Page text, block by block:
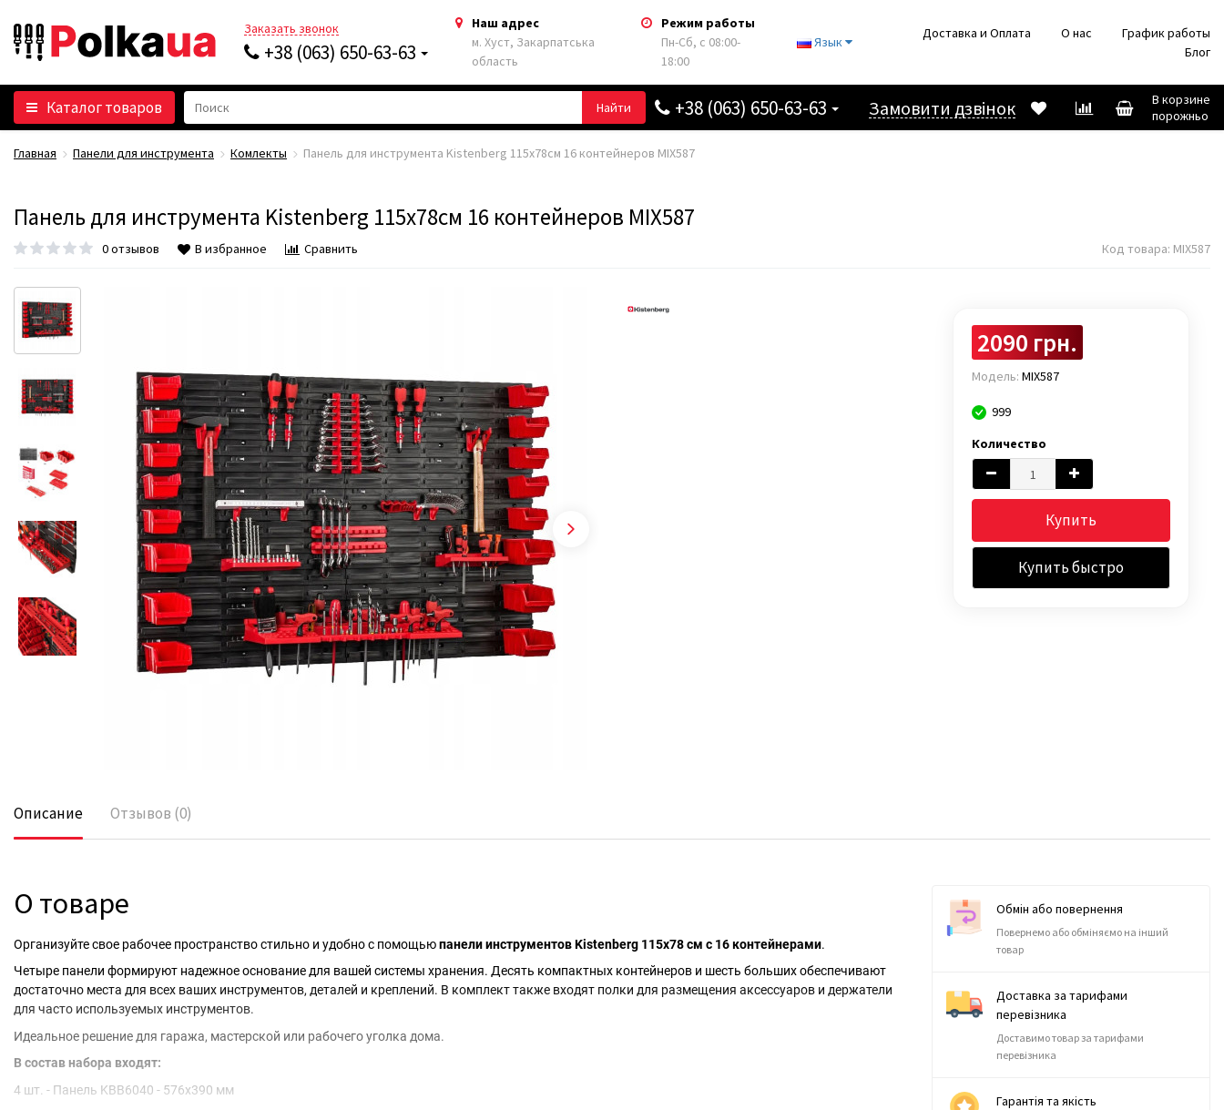
Заказать звонок
+38 (063) 650-63-63
Наш адрес
м. Хуст, Закарпатська
область
Режим работы
Пн-Сб, с 08:00-
18:00
Язык
Доставка и Оплата О нас
График работы
Блог
Каталог товаров Найти +38 (063) 650-63-63 Замовити дзвінок
В корзине
порожньо
Главная Панели для инструмента Комлекты Панель для инструмента Kistenberg 115х78см 16 контейнеров MIX587
Панель для инструмента Kistenberg 115х78см 16 контейнеров MIX587
0 отзывов В избранное Сравнить Код товара: MIX587
2090 грн.
Модель: MIX587
999
Количество
Купить
Купить быстро
Описание Отзывов (0)
О товаре
Организуйте свое рабочее пространство стильно и удобно с помощьюпанели инструментов Kistenberg 115х78 см с 16 контейнерами.
Четыре панели формируют надежное основание для вашей системы хранения. Десять компактных контейнеров и шесть больших обеспечивают
достаточно места для всех ваших инструментов, деталей и креплений. В комплект также входят полки для размещения аксессуаров и держатели
для часто используемых инструментов.
Идеальное решение для гаража, мастерской или рабочего уголка дома.
В состав набора входят:
4 шт. - Панель KBB6040 - 576x390 мм
Обмін або повернення
Повернемо або обміняємо на інший
товар
Доставка за тарифами
перевізника
Доставимо товар за тарифами
перевізника
Гарантія та якість